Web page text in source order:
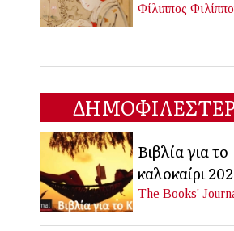
Φίλιππος
Βιβλία για το
καλοκαίρι
The Books'